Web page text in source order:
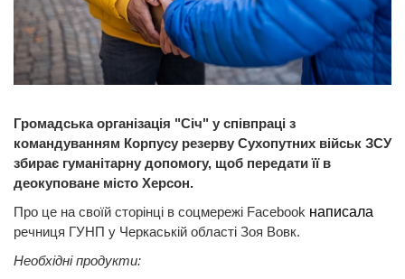
Громадська організація "Січ" у співпраці з
командуванням Корпусу резерву Сухопутних військ ЗСУ
збирає гуманітарну допомогу, щоб передати її в
деокуповане місто Херсон.
Про це на своїй сторінці в соцмережі Facebook написала
речниця ГУНП у Черкаській області Зоя Вовк.
Необхідні продукти: